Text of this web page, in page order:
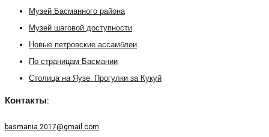
Музей Басманного района
Музей шаговой доступности
Новые петровские ассамблеи
По страницам Басмании
Столица на Яузе. Прогулки за Кукуй
Контакты:
basmania.2017@gmail.com